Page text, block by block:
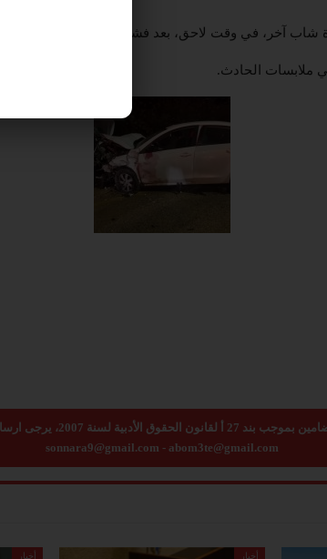
آخر، في وقت لاحق، بعد فشل كافة المحاولات لإنقاذ
ملابسات الحادث.
الحقوق الأدبية لسنة 2007، يرجى ارسال رسالة الى:
sonnara9@gmail.com - abom3te@gmail.com
أخبار أخبار